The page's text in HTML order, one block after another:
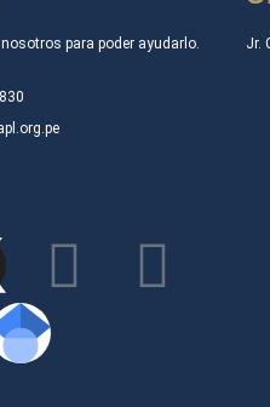
para poder ayudarlo. Jr.